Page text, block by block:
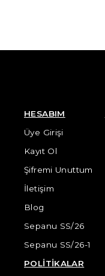
HESABIM
Üye Girişi
Kayıt Ol
Şifremi Unuttum
İletişim
Blog
Sepanu SS/26
Sepanu SS/26-1
POLİTİKALAR